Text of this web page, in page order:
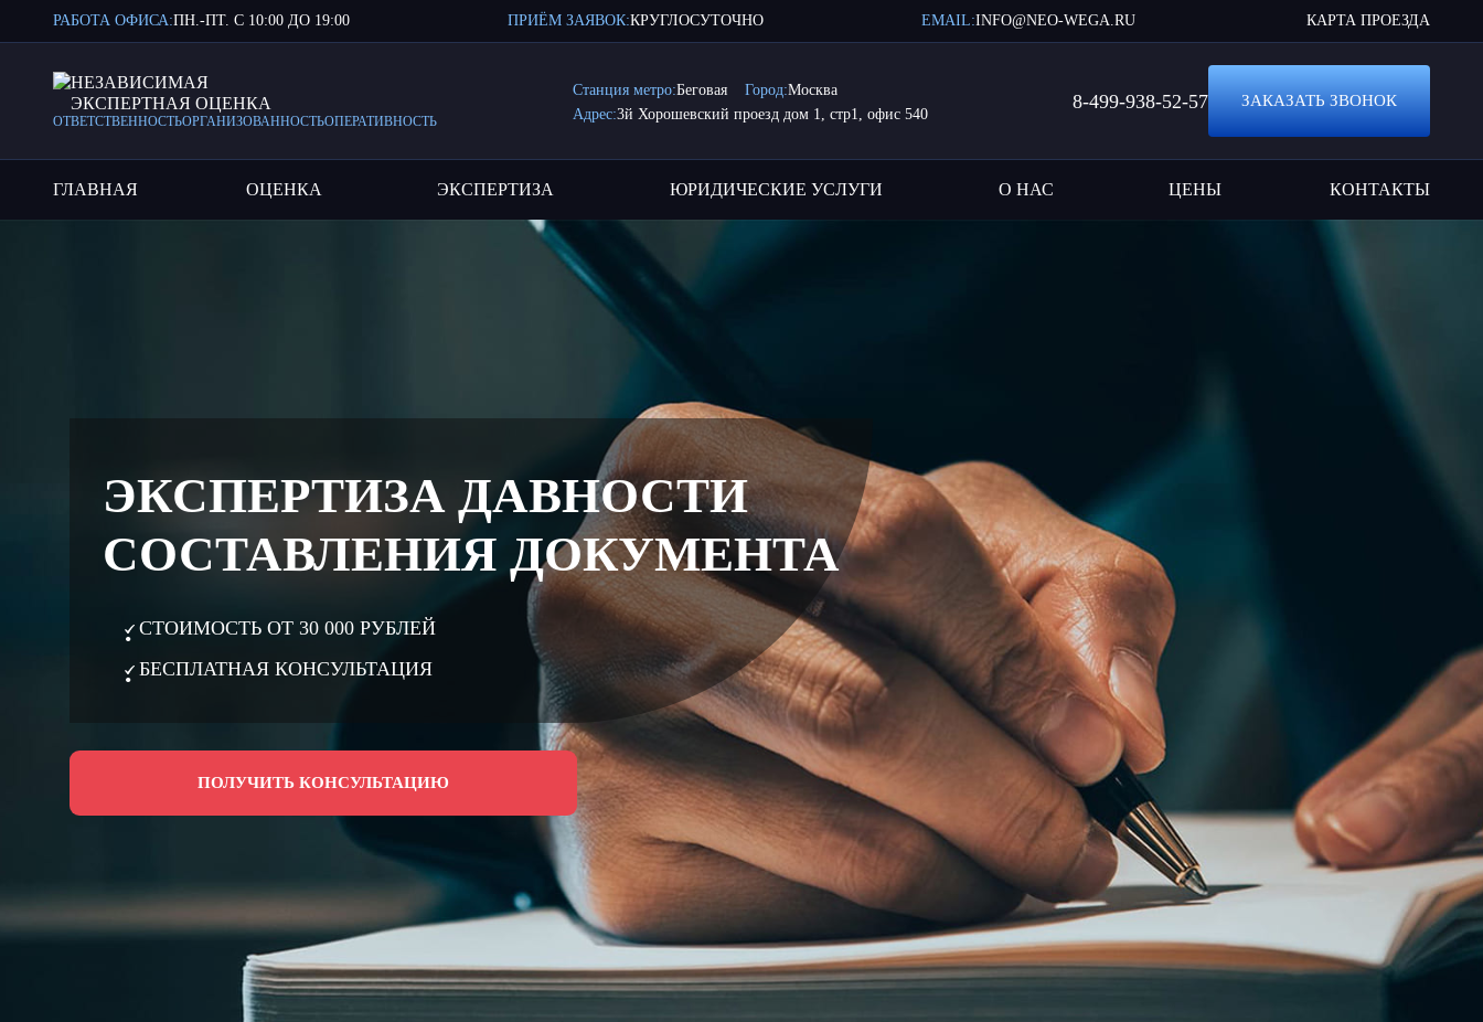
РАБОТА ОФИСА:ПН.-ПТ. С 10:00 ДО 19:00 ПРИЁМ ЗАЯВОК:КРУГЛОСУТОЧНО EMAIL:INFO@NEO-WEGA.RU КАРТА ПРОЕЗДА
НЕЗАВИСИМАЯ
ЭКСПЕРТНАЯ ОЦЕНКА
ОТВЕТСТВЕННОСТЬОРГАНИЗОВАННОСТЬОПЕРАТИВНОСТЬ
Станция метро:Беговая Город:Москва
Адрес:3й Хорошевский проезд дом 1, стр1, офис 540
8-499-938-52-57 ЗАКАЗАТЬ ЗВОНОК
ГЛАВНАЯ ОЦЕНКА ЭКСПЕРТИЗА ЮРИДИЧЕСКИЕ УСЛУГИ О НАС ЦЕНЫ КОНТАКТЫ
ЭКСПЕРТИЗА ДАВНОСТИ
СОСТАВЛЕНИЯ ДОКУМЕНТА
СТОИМОСТЬ ОТ 30 000 РУБЛЕЙ
БЕСПЛАТНАЯ КОНСУЛЬТАЦИЯ
ПОЛУЧИТЬ КОНСУЛЬТАЦИЮ